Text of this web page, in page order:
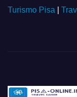
Turismo Pisa